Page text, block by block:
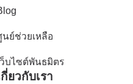
นย์ช่วยเหลือ
ว็บไซต์พันธมิตร
กี่ยวกับเรา